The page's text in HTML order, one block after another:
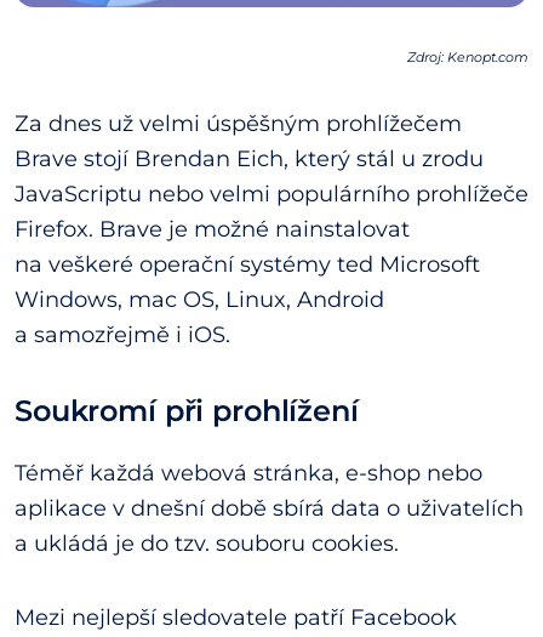
Zdroj: Kenopt.com
Za dnes už velmi úspěšným prohlížečem
Brave stojí Brendan Eich, který stál u zrodu
JavaScriptu nebo velmi populárního prohlížeče
Firefox. Brave je možné nainstalovat
na veškeré operační systémy ted Microsoft
Windows, mac OS, Linux, Android
a samozřejmě i iOS.
Soukromí při prohlížení
Téměř každá webová stránka, e-shop nebo
aplikace v dnešní době sbírá data o uživatelích
a ukládá je do tzv. souboru cookies.
Mezi nejlepší sledovatele patří Facebook